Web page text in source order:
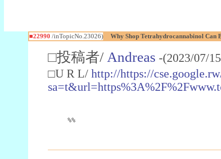
■22990 /inTopicNo.23026) Why Shop Tetrahydrocannabinol Can
□投稿者/ Andreas -(2023/07/
□U R L/ http://https://
%%